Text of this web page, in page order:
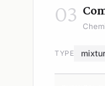
03
TYPE